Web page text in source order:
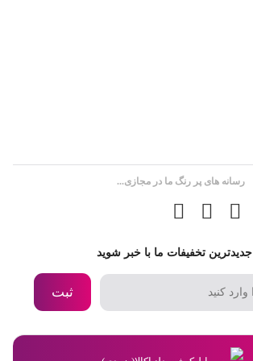
یخ نیز به صورت بزرگ و کوچک قابل تنظیم است.
باز همراه خود داشته باشید. این دستگاه
و فعالیت‌های خارج از منزل است.
رطوبت و ضربه دوام بالایی دارد. همچنین ظاهر
محیط نیز زیبایی می‌بخشد.
دستگاه یخ ساز قابل حمل پرودو مدل PD-LSICMV2
تأمین نیاز روزانه یک خانواده یا گروه کوچک
رسانه های پر رنگ ما در مجازی...
جدیدترین تخفیفات ما با خبر شوید
ثبت